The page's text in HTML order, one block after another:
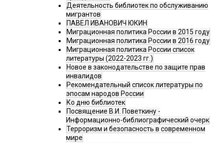
Деятельность библиотек по обслуживанию
мигрантов
ПАВЕЛ ИВАНОВИЧ ЮКИН
Миграционная политика России в 2015 году
Миграционная политика России в 2016 году
Миграционная политика России список
литературы (2022-2023 гг.)
Новое в законодательстве по защите прав
инвалидов
Рекомендательный список литературы по
эпосам народов России
Ко дню библиотек
Посвящение В.И. Поветкину -
Информационно-библиографический очерк
Терроризм и безопасность в современном
мире